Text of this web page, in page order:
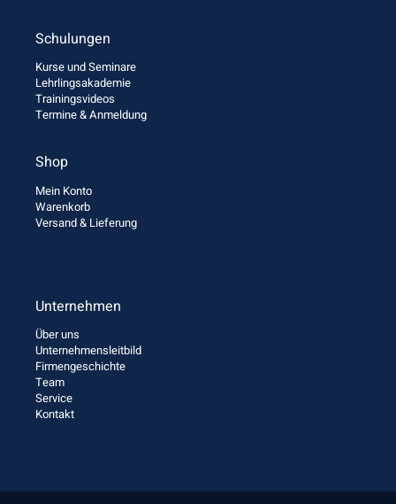
Schulungen
Kurse und Seminare
Lehrlingsakademie
Trainingsvideos
Termine & Anmeldung
Shop
Mein Konto
Warenkorb
Versand & Lieferung
Unternehmen
Über uns
Unternehmensleitbild
Firmengeschichte
Team
Service
Kontakt